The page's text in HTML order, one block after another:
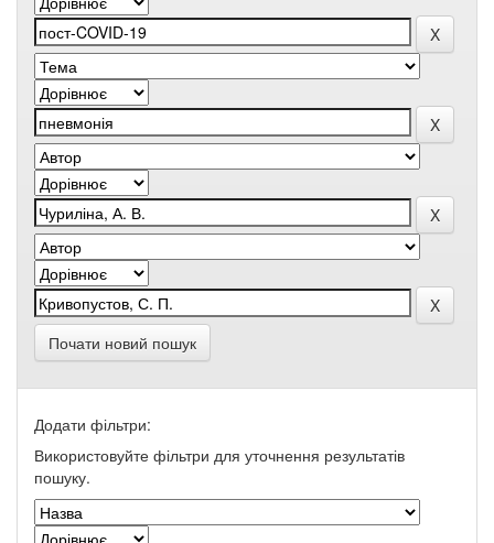
Почати новий пошук
Додати фільтри:
Використовуйте фільтри для уточнення результатів
пошуку.